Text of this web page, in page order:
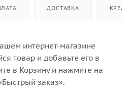
ДОСТАВКА
интернет-магазине
товар и добавьте его в
в Корзину и нажмите на
заказ».